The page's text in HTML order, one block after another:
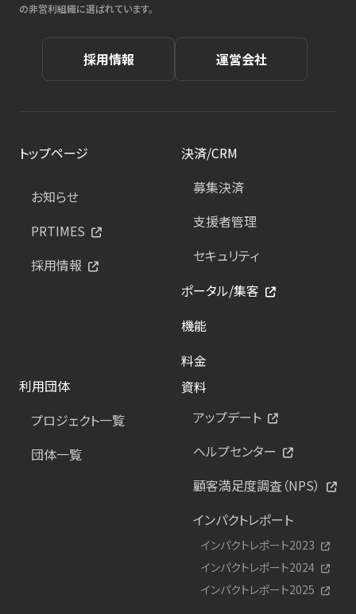
の非営利組織に選ばれています。
採用情報 運営会社
トップページ
お知らせ
PRTIMES
採用情報
決済/CRM
募集決済
支援者管理
セキュリティ
ポータル/集客
機能
料金
利用団体
プロジェクト一覧
団体一覧
資料
アップデート
ヘルプセンター
顧客満足度調査（NPS）
インパクトレポート
インパクトレポート2023
インパクトレポート2024
インパクトレポート2025